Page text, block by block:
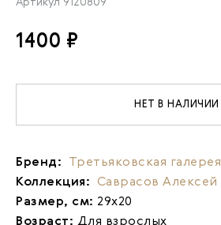
Артикул 9120809
1400 ₽
НЕТ В НАЛИЧИИ
Бренд: Третьяковская галерея
Коллекция: Саврасов Алексей
Размер, см: 29х20
Возраст: Для взрослых